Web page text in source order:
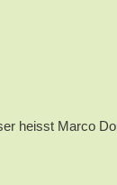
heisst Marco